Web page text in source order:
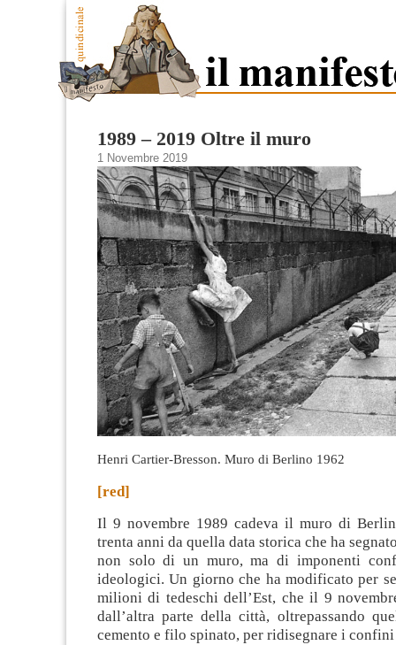
1989 – 2019 Oltre il muro
1 Novembre 2019
Henri Cartier-Bresson. Muro di Berlino 1962
[red]
Il 9 novembre 1989 cadeva il muro di
trenta anni da quella data storica che ha
non solo di un muro, ma di imponenti
ideologici. Un giorno che ha modificato per
milioni di tedeschi dell’Est, che il 9
dall’altra parte della città, oltrepassando
cemento e filo spinato, per ridisegnare i confini